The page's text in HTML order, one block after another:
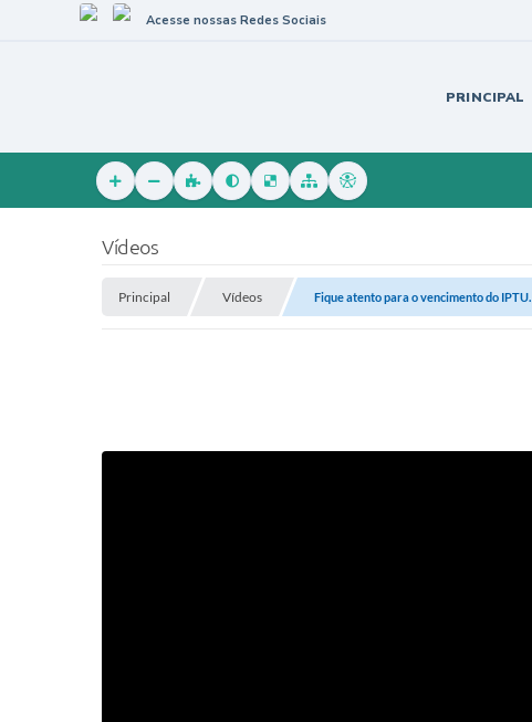
Acesse nossas Redes Sociais
PRINCIPAL
Vídeos
Principal Vídeos Fique atento para o vencimento do IPTU.